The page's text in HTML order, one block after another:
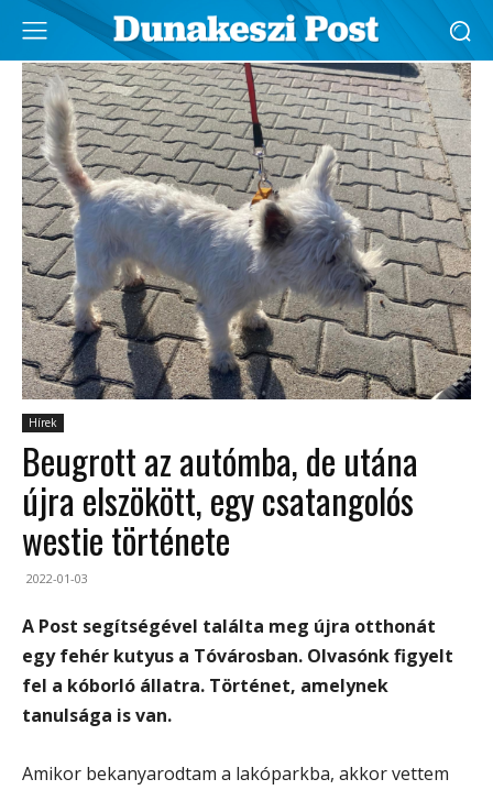
Hírek
Beugrott az autómba, de utána
újra elszökött, egy csatangolós
westie története
2022-01-03
A Post segítségével találta meg újra otthonát
egy fehér kutyus a Tóvárosban. Olvasónk figyelt
fel a kóborló állatra. Történet, amelynek
tanulsága is van.
Amikor bekanyarodtam a lakóparkba, akkor vettem